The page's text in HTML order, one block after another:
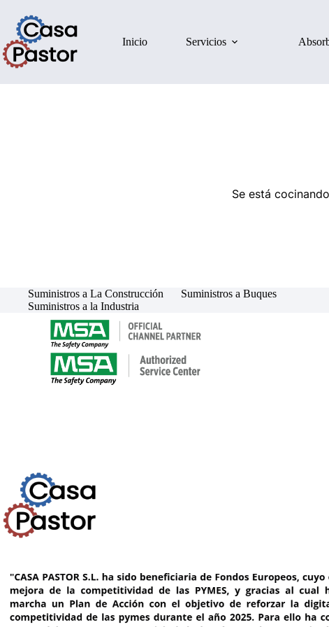
Inicio Servicios
Se está
Suministros a La Construcción
Suministros a Buques
Suministros a la Industria